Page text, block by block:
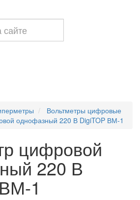
Вольтметры цифровые
однофазный 220 В DigiTOP ВМ-1
цифровой
220 В
1